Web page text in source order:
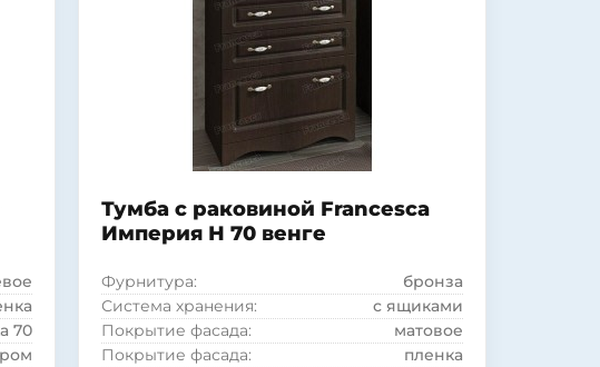
70
Тумба с раковиной Francesca
Империя Н 70 венге
Фурнитура:
бронза
Система хранения:
с ящиками
Покрытие фасада:
матовое
Покрытие фасада:
пленка